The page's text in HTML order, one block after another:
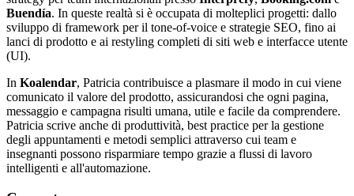
Buendía. In queste realtà si è occupata di molteplici progetti: dallo
sviluppo di framework per il tone-of-voice e strategie SEO, fino ai
lanci di prodotto e ai restyling completi di siti web e interfacce utente
(UI).
In Koalendar, Patricia contribuisce a plasmare il modo in cui viene
comunicato il valore del prodotto, assicurandosi che ogni pagina,
messaggio e campagna risulti umana, utile e facile da comprendere.
Patricia scrive anche di produttività, best practice per la gestione
degli appuntamenti e metodi semplici attraverso cui team e
insegnanti possono risparmiare tempo grazie a flussi di lavoro
intelligenti e all'automazione.